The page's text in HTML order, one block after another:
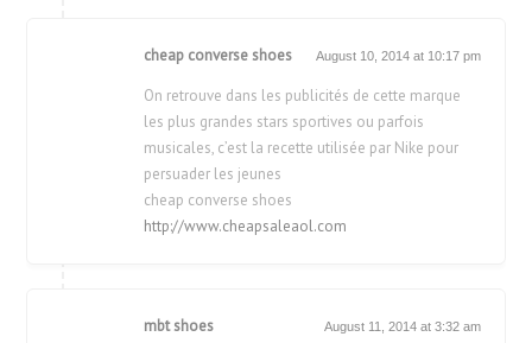
cheap converse shoes August 10, 2014 at 10:17 pm
On retrouve dans les publicités de cette marque
les plus grandes stars sportives ou parfois
musicales, c’est la recette utilisée par Nike pour
persuader les jeunes
cheap converse shoes
http://www.cheapsaleaol.com
mbt shoes August 11, 2014 at 3:32 am